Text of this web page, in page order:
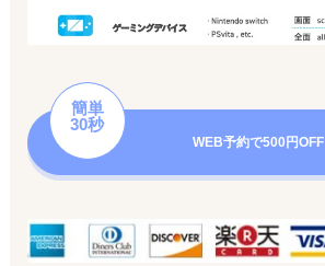
WEB予約で500円OFF
簡単
30秒